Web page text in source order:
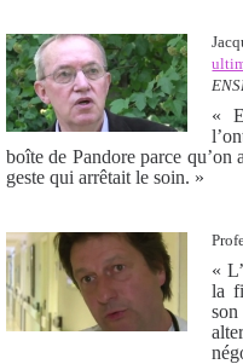
«
boîte de Pandore parce qu’on
geste qui arrêtait le soin. »
«
la